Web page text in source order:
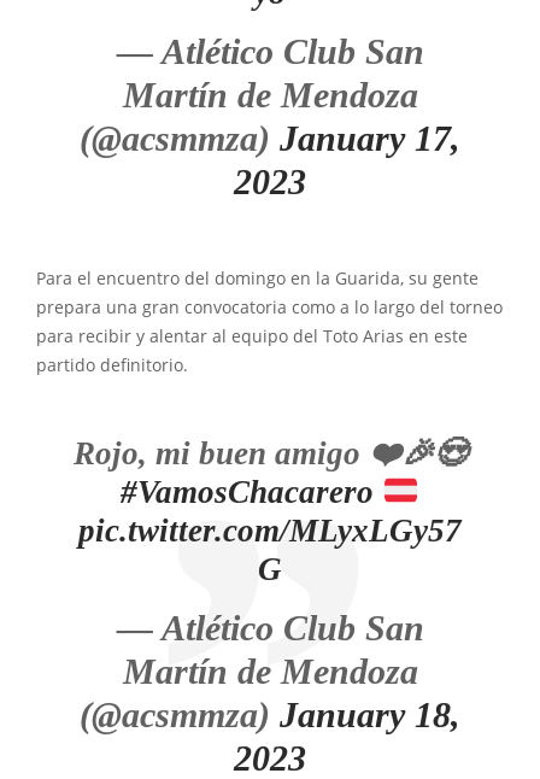
— Atlético Club San
Martín de Mendoza
(@acsmmza) January 17,
2023
Para el encuentro del domingo en la Guarida, su gente
prepara una gran convocatoria como a lo largo del torneo
para recibir y alentar al equipo del Toto Arias en este
partido definitorio.
Rojo, mi buen amigo ❤️🎉😍
#VamosChacarero
pic.twitter.com/MLyxLGy57
G
— Atlético Club San
Martín de Mendoza
(@acsmmza) January 18,
2023